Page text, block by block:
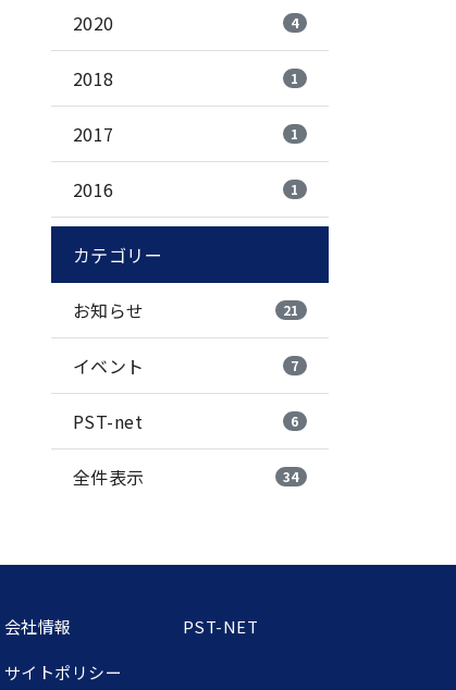
2020 4
2018 1
2017 1
2016 1
カテゴリー
お知らせ 21
イベント 7
PST-net 6
全件表示 34
会社情報
サイトポリシー
PST-NET